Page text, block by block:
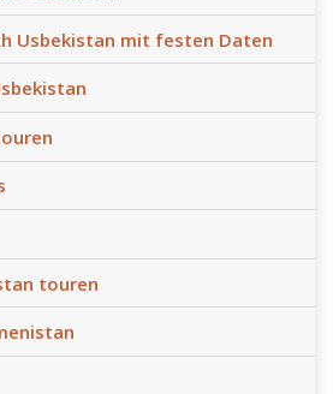
Usbekistan mit festen Daten
touren